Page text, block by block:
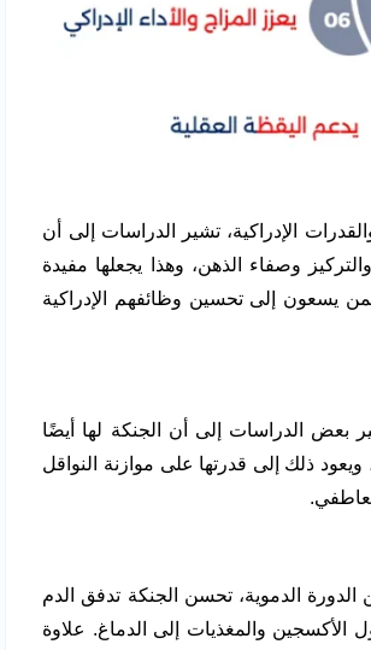
الإدراكية، تشير الدراسات إلى أن
وصفاء الذهن، وهذا يجعلها مفيدة
يسعون إلى تحسين وظائفهم الإدراكية
بعض الدراسات إلى أن الجنكة لها أيضًا
ذلك إلى قدرتها على موازنة النواقل
الدموية، تحسن الجنكة تدفق الدم
والمغذيات إلى الدماغ. علاوة